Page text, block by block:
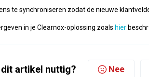
te synchroniseren zodat de nieuwe
in je Clearnox-oplossing zoals hier
artikel nuttig? Nee